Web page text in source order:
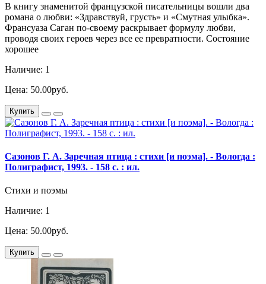
В книгу знаменитой французской писательницы вошли два
романа о любви: «Здравствуй, грусть» и «Смутная улыбка».
Франсуаза Саган по-своему раскрывает формулу любви,
проводя своих героев через все ее превратности. Состояние
хорошее
Наличие: 1
Цена: 50.00руб.
Купить
Сазонов Г. А. Заречная птица : стихи [и поэма]. - Вологда :
Полиграфист, 1993. - 158 с. : ил.
Стихи и поэмы
Наличие: 1
Цена: 50.00руб.
Купить